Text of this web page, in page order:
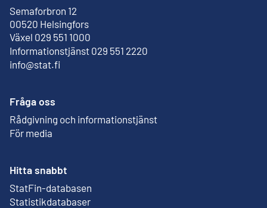
Semaforbron 12
00520 Helsingfors
Extern länk
Växel 029 551 1000
Informationstjänst 029 551 2220
info@stat.fi
Fråga oss
Rådgivning och informationstjänst
För media
Hitta snabbt
StatFin-databasen
Extern länk
Statistikdatabaser